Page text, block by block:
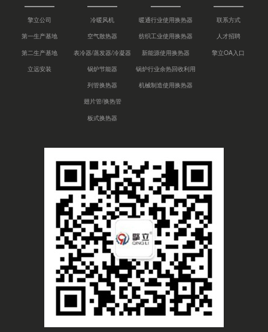
擎立公司
第一生产基地
第二生产基地
立远安装
冷暖风机
空气散热器
表冷器/蒸发器/冷凝器
锅炉节能器
列管换热器
翅片管/换热管
板式换热器
暖通行业使用换热器
纺织工业使用换热器
新能源使用换热器
锅炉行业余热回收利用
机械制造使用换热器
联系方式
人才招聘
擎立OA入口